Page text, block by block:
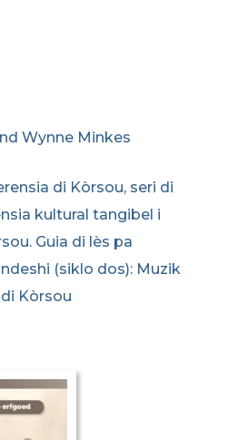
Wynne Minkes
di Kòrsou, seri di
kultural tangibel i
Guia di lès pa
(siklo dos): Muzik
Kòrsou